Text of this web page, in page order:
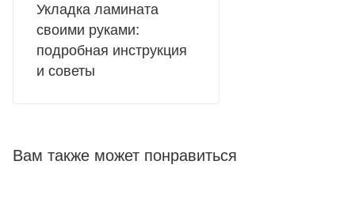
Укладка ламината
своими руками:
подробная инструкция
и советы
Вам также может понравиться